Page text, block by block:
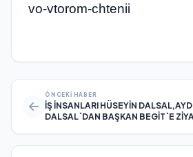
vo-vtorom-chtenii
ÖNCEKI HABER
İŞ İNSANLARI HÜSEYİN
DALSAL`DAN BAŞKAN BEGİT`E